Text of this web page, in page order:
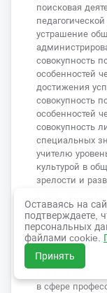
поисковая
устрашение
совокупность
особенностей
достижения
совокупность
особенностей
совокупность
специальных
учителю
культурой в
зрелости и
деятельности
деятельности
знаний,
деятельности
области
в сфере
Оставаясь на
подтверждаете,
персональных
файлами cookie.
Принять